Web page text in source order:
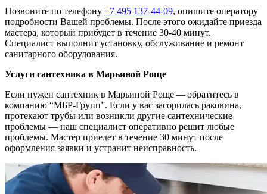
Позвоните по телефону +7 495 137-44-09, опишите оператору
подробности Вашей проблемы. После этого ожидайте приезда
мастера, который прибудет в течение 30-40 минут.
Специалист выполнит установку, обслуживание и ремонт
санитарного оборудования.
Услуги сантехника в Марьиной Роще
Если нужен сантехник в Марьиной Роще — обратитесь в
компанию “МБР-Групп”. Если у вас засорилась раковина,
протекают трубы или возникли другие сантехнические
проблемы ― наш специалист оперативно решит любые
проблемы. Мастер приедет в течение 30 минут после
оформления заявки и устранит неисправность.